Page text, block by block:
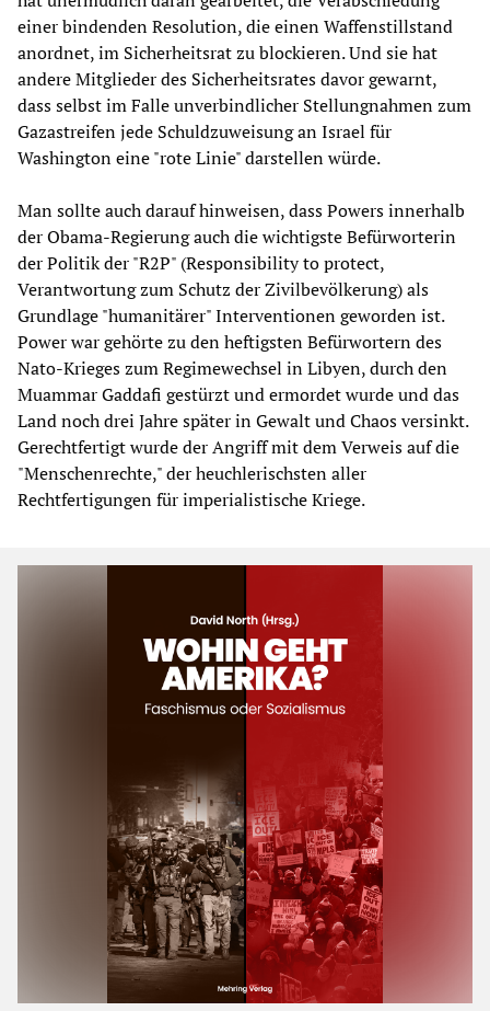
einer bindenden Resolution, die einen Waffenstillstand
anordnet, im Sicherheitsrat zu blockieren. Und sie hat
andere Mitglieder des Sicherheitsrates davor gewarnt,
dass selbst im Falle unverbindlicher Stellungnahmen zum
Gazastreifen jede Schuldzuweisung an Israel für
Washington eine "rote Linie" darstellen würde.
Man sollte auch darauf hinweisen, dass Powers innerhalb
der Obama-Regierung auch die wichtigste Befürworterin
der Politik der "R2P" (Responsibility to protect,
Verantwortung zum Schutz der Zivilbevölkerung) als
Grundlage "humanitärer" Interventionen geworden ist.
Power war gehörte zu den heftigsten Befürwortern des
Nato-Krieges zum Regimewechsel in Libyen, durch den
Muammar Gaddafi gestürzt und ermordet wurde und das
Land noch drei Jahre später in Gewalt und Chaos versinkt.
Gerechtfertigt wurde der Angriff mit dem Verweis auf die
"Menschenrechte," der heuchlerischsten aller
Rechtfertigungen für imperialistische Kriege.